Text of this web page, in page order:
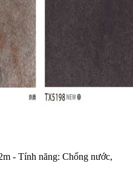
- Tính năng: Chống nước,